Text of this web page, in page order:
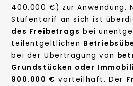
400.000 €) zur Anwendung.
Stufentarif an sich ist
des Freibetrags bei
teilentgeltlichen
bei der Übertragung von
Grundstücken oder
900.000 € vorteilhaft. Der